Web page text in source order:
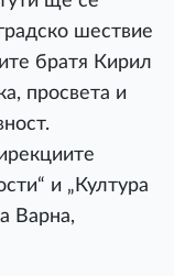
шествие
братя Кирил
просвета и
и „Култура
Варна,